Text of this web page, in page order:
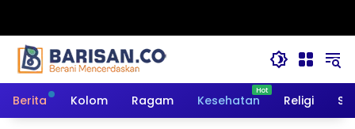
Berita Kolom Ragam Kesehatan Religi